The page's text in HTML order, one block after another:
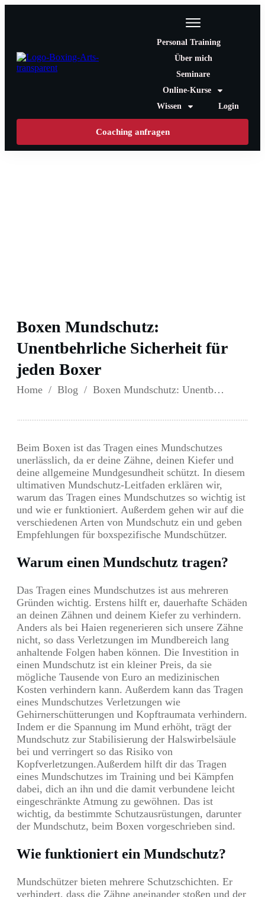
Personal Training
Über mich
Seminare
Online-Kurse
Wissen
Login
Coaching anfragen
Boxen Mundschutz:
Unentbehrliche Sicherheit für
jeden Boxer
Home / Blog / Boxen Mundschutz: Unentbehrliche Sicherheit für jeden Boxer
Beim Boxen ist das Tragen eines Mundschutzes
unerlässlich, da er deine Zähne, deinen Kiefer und
deine allgemeine Mundgesundheit schützt. In diesem
ultimativen Mundschutz-Leitfaden erklären wir,
warum das Tragen eines Mundschutzes so wichtig ist
und wie er funktioniert. Außerdem gehen wir auf die
verschiedenen Arten von Mundschutz ein und geben
Empfehlungen für boxspezifische Mundschützer.
Warum einen Mundschutz tragen?
Das Tragen eines Mundschutzes ist aus mehreren
Gründen wichtig. Erstens hilft er, dauerhafte Schäden
an deinen Zähnen und deinem Kiefer zu verhindern.
Anders als bei Haien regenerieren sich unsere Zähne
nicht, so dass Verletzungen im Mundbereich lang
anhaltende Folgen haben können. Die Investition in
einen Mundschutz ist ein kleiner Preis, da sie
mögliche Tausende von Euro an medizinischen
Kosten verhindern kann. Außerdem kann das Tragen
eines Mundschutzes Verletzungen wie
Gehirnerschütterungen und Kopftraumata verhindern.
Indem er die Spannung im Mund erhöht, trägt der
Mundschutz zur Stabilisierung der Halswirbelsäule
bei und verringert so das Risiko von
Kopfverletzungen.Außerdem hilft dir das Tragen
eines Mundschutzes im Training und bei Kämpfen
dabei, dich an ihn und die damit verbundene leicht
eingeschränkte Atmung zu gewöhnen. Das ist
wichtig, da bestimmte Schutzausrüstungen, darunter
der Mundschutz, beim Boxen vorgeschrieben sind.
Wie funktioniert ein Mundschutz?
Mundschützer bieten mehrere Schutzschichten. Er
verhindert, dass die Zähne aneinander stoßen und der